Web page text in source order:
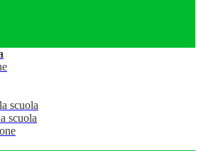
scuola
scuola